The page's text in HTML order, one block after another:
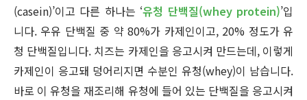
(casein)’이고 다른 하나는 ‘유청 단백질(whey protein)’입
니다. 우유 단백질 중 약 80%가 카제인이고, 20% 정도가 유
청 단백질입니다. 치즈는 카제인을 응고시켜 만드는데, 이렇게
카제인이 응고돼 덩어리지면 수분인 유청(whey)이 남습니다.
바로 이 유청을 재조리해 유청에 들어 있는 단백질을 응고시켜